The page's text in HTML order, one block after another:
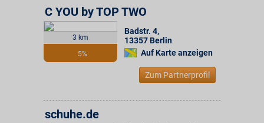
3 km
5%
C YOU by TOP TWO
Badstr. 4,
13357 Berlin
Auf Karte anzeigen
Zum Partnerprofil
schuhe.de